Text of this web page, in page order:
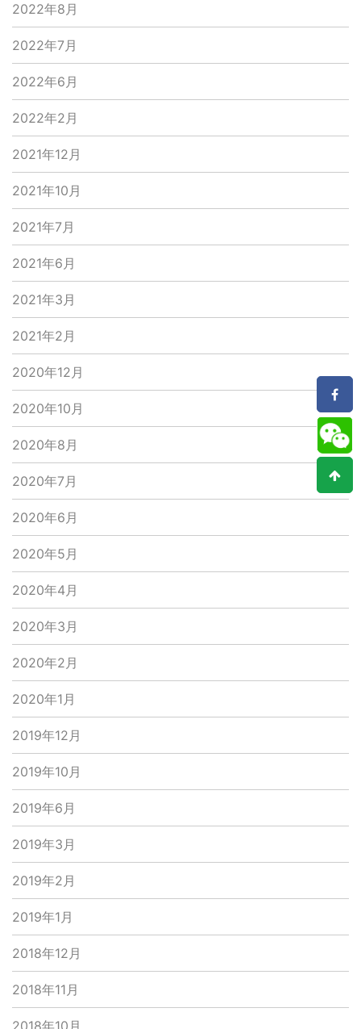
2022年8月
2022年7月
2022年6月
2022年2月
2021年12月
2021年10月
2021年7月
2021年6月
2021年3月
2021年2月
2020年12月
2020年10月
2020年8月
2020年7月
2020年6月
2020年5月
2020年4月
2020年3月
2020年2月
2020年1月
2019年12月
2019年10月
2019年6月
2019年3月
2019年2月
2019年1月
2018年12月
2018年11月